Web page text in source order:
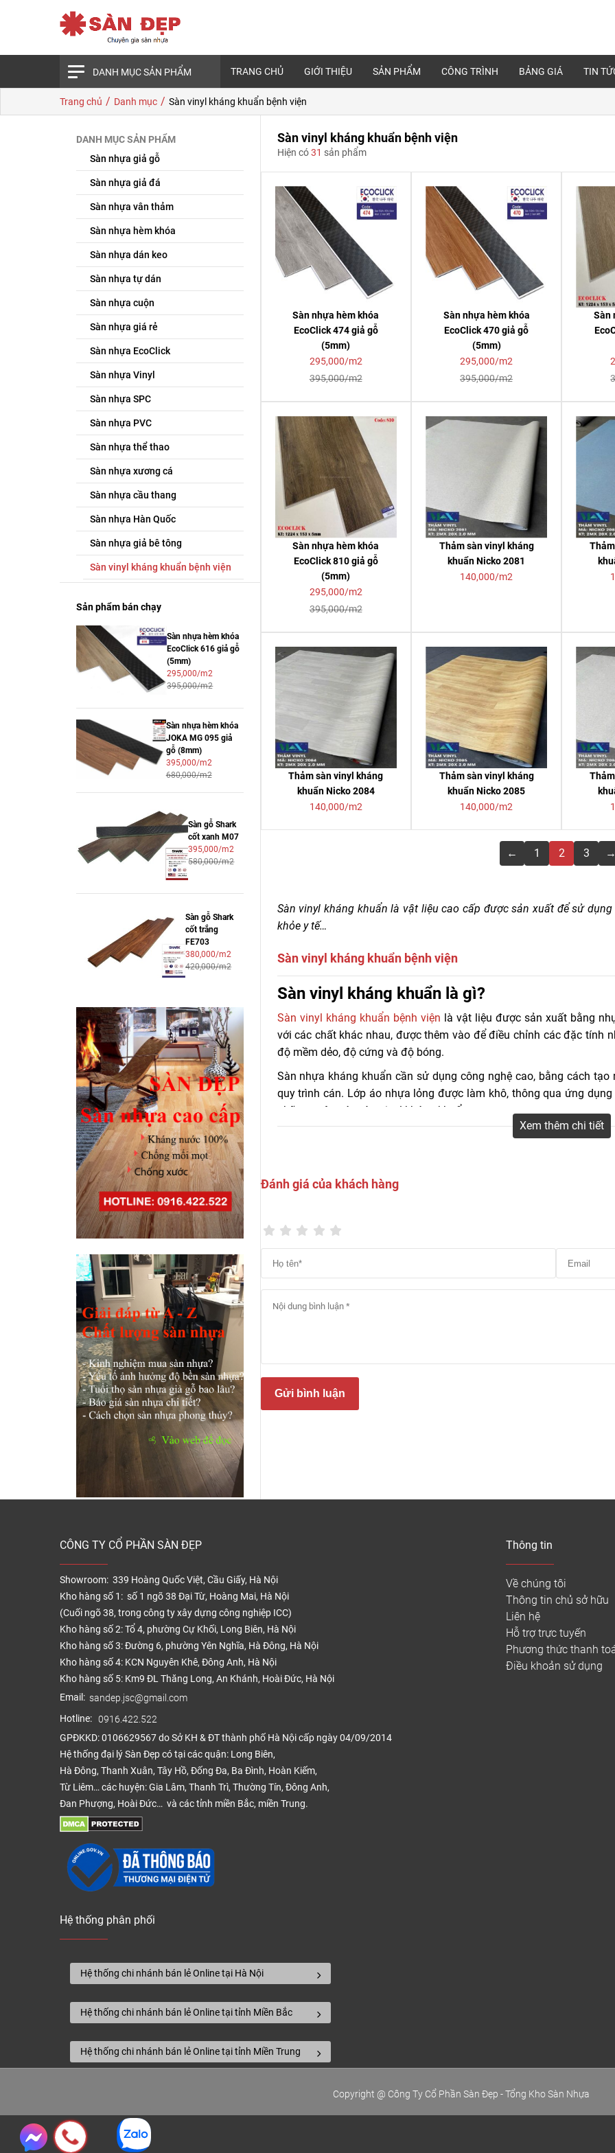
DANH MỤC SẢN PHẨM TRANG CHỦ GIỚI THIỆU SẢN PHẨM CÔNG TRÌNH BẢNG GIÁ TIN
Trang chủ / Danh mục / Sàn vinyl kháng khuẩn bệnh viện
DANH MỤC SẢN PHẨM
Sàn nhựa giả gỗ
Sàn nhựa giả đá
Sàn nhựa vân thảm
Sàn nhựa hèm khóa
Sàn nhựa dán keo
Sàn nhựa tự dán
Sàn nhựa cuộn
Sàn nhựa giá rẻ
Sàn nhựa EcoClick
Sàn nhựa Vinyl
Sàn nhựa SPC
Sàn nhựa PVC
Sàn nhựa thể thao
Sàn nhựa xương cá
Sàn nhựa cầu thang
Sàn nhựa Hàn Quốc
Sàn nhựa giả bê tông
Sàn vinyl kháng khuẩn bệnh viện
Sản phẩm bán chạy
Sàn nhựa hèm khóa
EcoClick 616 giả gỗ
(5mm)
295,000/m2
395,000/m2
Sàn nhựa hèm khóa
JOKA MG 095 giả
gỗ (8mm)
395,000/m2
680,000/m2
Sàn gỗ Shark
cốt xanh M07
395,000/m2
580,000/m2
Sàn gỗ Shark
cốt trắng
FE703
380,000/m2
420,000/m2
Sàn vinyl kháng khuẩn bệnh viện
Hiện có31 sản phẩm
Sàn nhựa hèm khóa
EcoClick 474 giả gỗ
(5mm)
295,000/m2
395,000/m2
Sàn nhựa hèm khóa
EcoClick 470 giả gỗ
(5mm)
295,000/m2
395,000/m2
Sàn
Sàn nhựa hèm khóa
EcoClick 810 giả gỗ
(5mm)
295,000/m2
395,000/m2
Thảm sàn vinyl kháng
khuẩn Nicko 2081
140,000/m2
Thảm sàn vinyl kháng
khuẩn Nicko 2084
140,000/m2
Thảm sàn vinyl kháng
khuẩn Nicko 2085
140,000/m2
← 1 2 3 →
Sàn vinyl kháng khuẩn là vật liệu cao cấp được sản xuất để sử
khỏe y tế…
Sàn vinyl kháng khuẩn bệnh viện
Chuyên cung cấp sàn nhựa vinyl kháng khuẩn bệnh viện, y tế, phòng mổ.
giá sàn vinyl kháng khuẩn
Sàn vinyl kháng khuẩn là gì?
Sàn vinyl kháng khuẩn bệnh viện là vật liệu được sản xuất bằng
với các chất khác nhau, được thêm vào để điều chỉnh các đặc tính
độ mềm dẻo, độ cứng và độ bóng.
Sàn nhựa kháng khuẩn cần sử dụng công nghệ cao, bằng cách
quy trình cán. Lớp áo nhựa lỏng được làm khô, thông qua ứng
những cuộn ván sàn vinyl kháng khuẩn.
100 – 1000m. Ván vinyl này có sự đồng nhất về vật liệu màu sắc
thành phần đồng nhất, nên hình thức trang trí thường giới hạn ở
việc đưa các chất phủ tạo màu trong giai đoạn nhựa lỏng. Để tạo ra
được chú ý, các nhà sản xuất chuyển sang công nghệ in hiện đại
dựng nhiều lớp, các nhà sản xuất ván sàn nhựa kháng khuẩn
Cấu tạo sàn nhựa Vinyl kháng khuẩn
Sàn nhựa vinyl kháng khuẩn gồm 2 loại chính bao gồm các tấm
đồng nhất. Vậy sự khác biệt giữa chúng là gì?
Xét Cấu tạo
Xem thêm chi tiết
Đánh giá của khách hàng
Gửi bình luận
CÔNG TY CỔ PHẦN SÀN ĐẸP
Showroom: 339 Hoàng Quốc Việt, Cầu Giấy, Hà Nội
Kho hàng số 1: số 1 ngõ 38 Đại Từ, Hoàng Mai, Hà Nội
(Cuối ngõ 38, trong công ty xây dựng công nghiệp ICC)
Kho hàng số 2: Tổ 4, phường Cự Khối, Long Biên, Hà Nội
Kho hàng số 3: Đường 6, phường Yên Nghĩa, Hà Đông, Hà Nội
Kho hàng số 4: KCN Nguyên Khê, Đông Anh, Hà Nội
Kho hàng số 5: Km9 ĐL Thăng Long, An Khánh, Hoài Đức, Hà Nội
Email: sandep.jsc@gmail.com
Hotline: 0916.422.522
GPĐKKD: 0106629567 do Sở KH & ĐT thành phố Hà Nội cấp ngày 04/09/2014
Hệ thống đại lý Sàn Đẹp có tại các quận: Long Biên,
Hà Đông, Thanh Xuân, Tây Hồ, Đống Đa, Ba Đình, Hoàn Kiếm,
Từ Liêm… các huyện: Gia Lâm, Thanh Trì, Thường Tín, Đông Anh,
Đan Phượng, Hoài Đức… và các tỉnh miền Bắc, miền Trung.
Thông tin
Về chúng tôi
Thông tin chủ sở hữu
Liên hệ
Hỗ trợ trực tuyến
Phương thức thanh
Điều khoản sử dụng
Hệ thống phân phối
Hệ thống chi nhánh bán lẻ Online tại Hà Nội
Hệ thống chi nhánh bán lẻ Online tại tỉnh Miền Bắc
Hệ thống chi nhánh bán lẻ Online tại tỉnh Miền Trung
Copyright @ Công Ty Cổ Phần Sàn Đẹp - Tổng Kho Sàn Nhựa